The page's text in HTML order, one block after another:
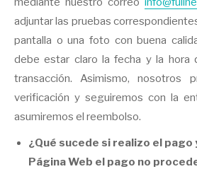
adjuntar las pruebas
pantalla o una foto con buena
debe estar claro la fecha y la hora
transacción. Asimismo, nosotros
verificación y seguiremos con la
asumiremos el reembolso.
¿Qué sucede si realizo el
Página Web el pago no